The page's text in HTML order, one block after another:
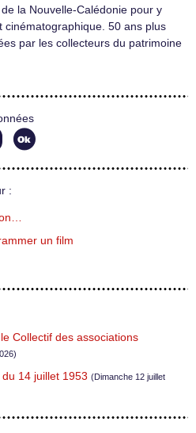
la Nouvelle-Calédonie pour y
50 ans plus
par les collecteurs du patrimoine
:
un film
Collectif des associations
du 14 juillet 1953 (Dimanche 12 juillet